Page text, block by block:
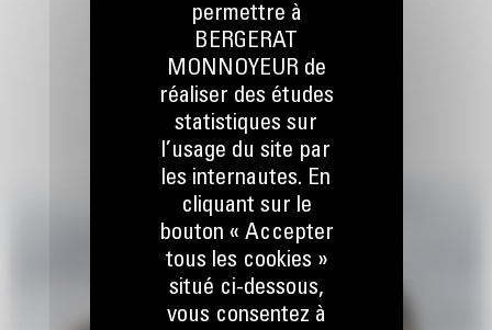
permettre à
BERGERAT
MONNOYEUR de
réaliser des études
statistiques sur
l’usage du site par
les internautes. En
cliquant sur le
bouton « Accepter
tous les cookies »
situé ci-dessous,
vous consentez à